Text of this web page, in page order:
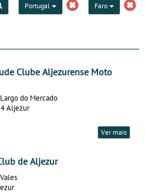
Portugal Faro
Clube Aljezurense Moto
Largo do Mercado
Aljezur
Ver mais
de Aljezur
Vales